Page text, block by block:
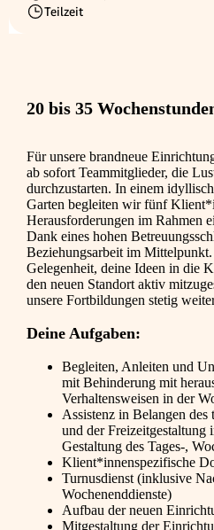
Beschäftigungsart
Teilzeit
20 bis 35
Für unsere brandneue
ab sofort Teammitglieder, die
durchzustarten. In einem
Garten begleiten wir fünf
Herausforderungen im Rahmen
Dank eines hohen
Beziehungsarbeit im
Gelegenheit, deine Ideen in die
den neuen Standort aktiv
unsere Fortbildungen stetig
Deine Aufgaben:
Begleiten, Anleiten und
mit Behinderung mit
Verhaltensweisen in der
Assistenz in Belangen
und der Freizeitgestaltung
Gestaltung des Tages-,
Klient*innenspezifische
Turnusdienst (inklusive
Wochenenddienste)
Aufbau der neuen
Mitgestaltung der